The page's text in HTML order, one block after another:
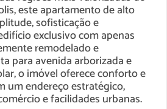
este apartamento de alto
sofisticação e
exclusivo com apenas
remodelado e
para avenida arborizada e
o imóvel oferece conforto e
um endereço estratégico,
e facilidades urbanas.